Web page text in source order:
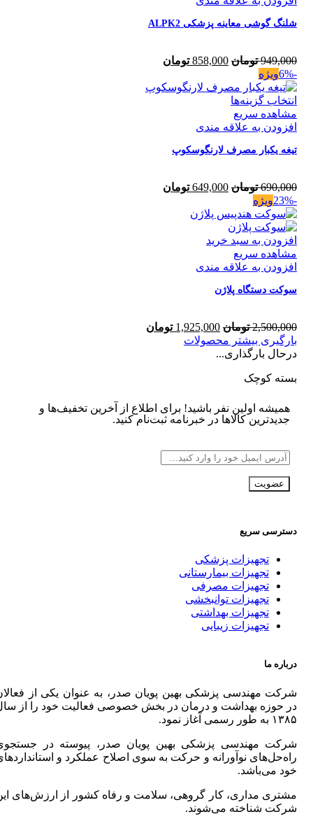
شلنگ گوشی معاینه پزشکی ALPK2
949,000 تومان 858,000 تومان
-6%
ویژه
انتخاب گزینه‌ها
مشاهده سریع
افزودن به علاقه مندی
تیغه یکبار مصرف لارنگوسکوپ
690,000 تومان 649,000 تومان
-23%
ویژه
افزودن به سبد خرید
مشاهده سریع
افزودن به علاقه مندی
سوکت دستگاه پلاژن
2,500,000 تومان 1,925,000 تومان
بارگیری بیشتر محصولات
درحال بارگذاری...
بسته کوچک
همیشه اولین نفر باشید! برای اطلاع از آخرین تخفیف‌ها و
جدیدترین کالاها در خبرنامه ثبت‌نام کنید.
دسترسی سریع
تجهیزات پزشکی
تجهیزات بیمارستانی
تجهیزات مصرفی
تجهیزات توانبخشی
تجهیزات بهداشتی
تجهیزات زیبایی
درباره ما
شرکت مهندسی پزشکی بهین پویان صدر، به عنوان یکی از
در حوزه بهداشت و درمان در بخش خصوصی فعالیت خود را از
۱۳۸۵ به طور رسمی آغاز نمود.
شرکت مهندسی پزشکی بهین پویان صدر، پیوسته در
راه‌حل‌های نوآورانه و حرکت به سوی اصلاح عملکرد و
خود می‌باشد.
مشتری مداری، کار گروهی، سلامت و رفاه کشور از ارزش‌های
شرکت شناخته می‌شوند.